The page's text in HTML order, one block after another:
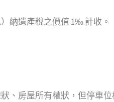
納遺產稅之價值 1‰ 計收。
、房屋所有權狀，但停車位